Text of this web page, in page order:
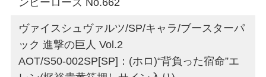
ヴァイスシュヴァルツ/SP/キャラ/ブースターパ
ック 進撃の巨人 Vol.2
AOT/S50-002SP[SP]：(ホロ)“背負った宿命”エ